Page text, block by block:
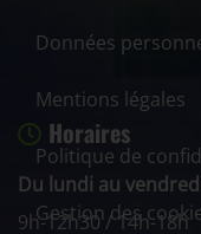
Données
Mentions légales
Politique de
Gestion des
Horaires
Du lundi au
9h-12h30 / 14h-18h